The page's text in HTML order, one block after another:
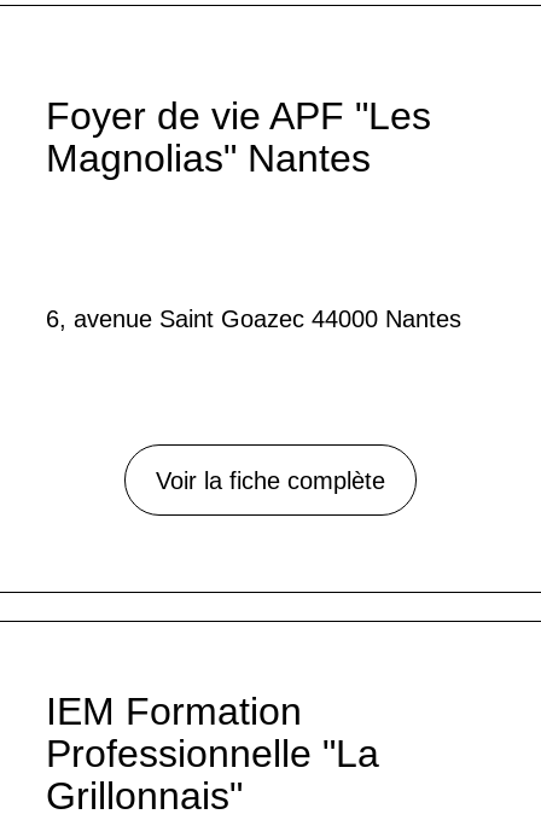
Foyer de vie APF "Les
Magnolias" Nantes
6, avenue Saint Goazec 44000 Nantes
Voir la fiche complète
IEM Formation
Professionnelle "La
Grillonnais"